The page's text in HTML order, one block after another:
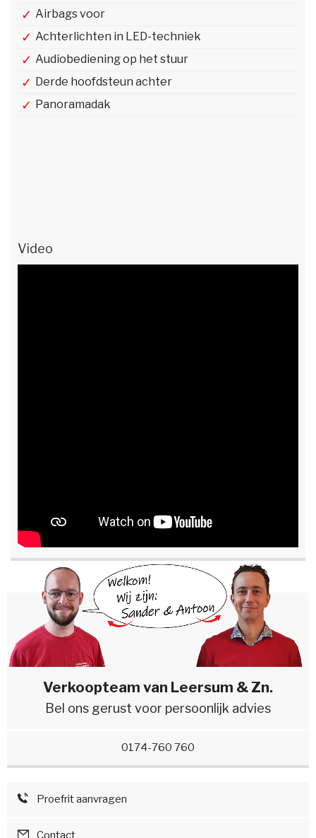
Airbags voor
Achterlichten in LED-techniek
Audiobediening op het stuur
Derde hoofdsteun achter
Panoramadak
Video
Verkoopteam van Leersum & Zn.
Bel ons gerust voor persoonlijk advies
0174-760 760
Proefrit aanvragen
Contact